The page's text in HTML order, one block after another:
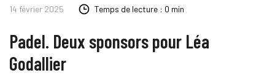
14 février 2025 Temps de lecture : 0 min
Padel. Deux sponsors pour Léa
Godallier